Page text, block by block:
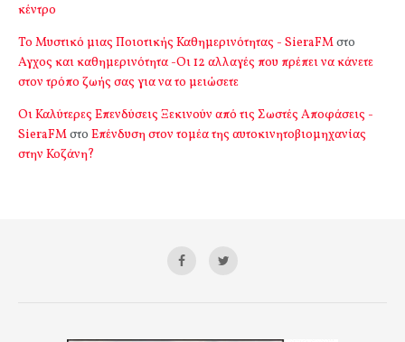
κέντρο
Το Μυστικό μιας Ποιοτικής Καθημερινότητας - SieraFMστο
Αγχος και καθημερινότητα -Οι 12 αλλαγές που πρέπει να κάνετε
στον τρόπο ζωής σας για να το μειώσετε
Οι Καλύτερες Επενδύσεις Ξεκινούν από τις Σωστές Αποφάσεις -
SieraFMστο Επένδυση στον τομέα της αυτοκινητοβιομηχανίας
στην Κοζάνη?